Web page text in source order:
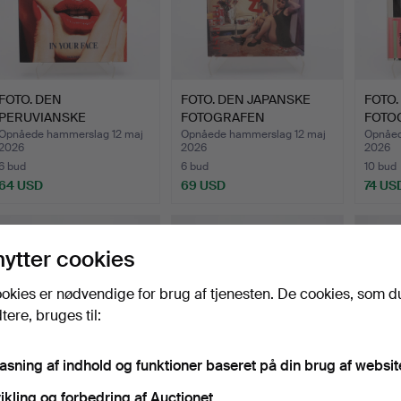
DEN
MARIO
hammerslag 12 maj
bud
USD
FOTO. DEN JAPANSKE
FOTOGRAFEN
NOBUYOSHI AR…
Opnåede hammerslag 12 maj
2026
6 bud
69 USD
2026
10 bud
74
cookies
er nødvendige for brug af tjenesten. De cookies, som
bruges til:
af indhold og funktioner baseret på din brug af